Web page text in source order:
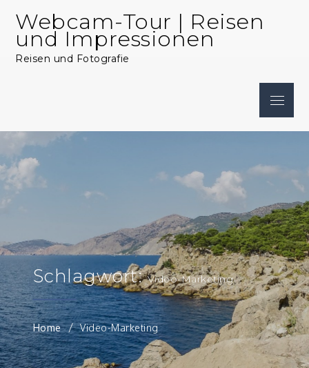
content
Webcam-Tour | Reisen
und Impressionen
Reisen und Fotografie
Menu
Schlagwort:Video-Marketing
Home Video-Marketing